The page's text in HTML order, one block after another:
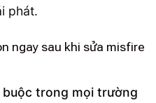
phát.
ngay sau khi sửa misfire
trong mọi trường